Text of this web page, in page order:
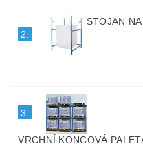
2.
STOJAN
3.
VRCHNÍ KONCOVÁ